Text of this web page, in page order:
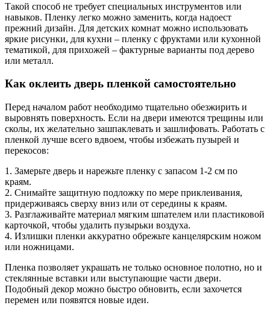
Такой способ не требует специальных инструментов или
навыков. Пленку легко можно заменить, когда надоест
прежний дизайн. Для детских комнат можно использовать
яркие рисунки, для кухни – пленку с фруктами или кухонной
тематикой, для прихожей – фактурные варианты под дерево
или металл.
Как оклеить дверь пленкой самостоятельно
Перед началом работ необходимо тщательно обезжирить и
выровнять поверхность. Если на двери имеются трещины или
сколы, их желательно зашпаклевать и зашлифовать. Работать с
пленкой лучше всего вдвоем, чтобы избежать пузырей и
перекосов:
1. Замерьте дверь и нарежьте пленку с запасом 1-2 см по
краям.
2. Снимайте защитную подложку по мере приклеивания,
придерживаясь сверху вниз или от середины к краям.
3. Разглаживайте материал мягким шпателем или пластиковой
карточкой, чтобы удалить пузырьки воздуха.
4. Излишки пленки аккуратно обрежьте канцелярским ножом
или ножницами.
Пленка позволяет украшать не только основное полотно, но и
стеклянные вставки или выступающие части двери.
Подобный декор можно быстро обновить, если захочется
перемен или появятся новые идеи.